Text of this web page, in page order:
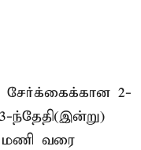
சேர்க்கைக்கான 2-
ந்தேதி(இன்று)
மணி வரை